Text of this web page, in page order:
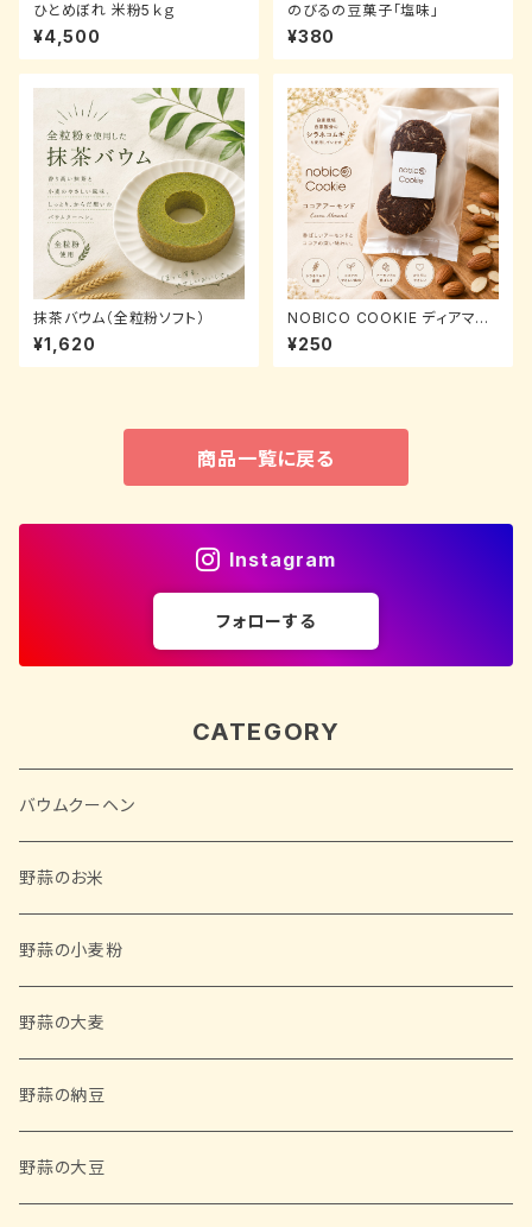
ひとめぼれ 米粉5ｋｇ
¥4,500
のびるの豆菓子「塩味」
¥380
抹茶バウム（全粒粉ソフト）
¥1,620
NOBICO COOKIE ディアマン
ココアアーモンド｜自家製粉全
粒粉クッキー 4枚入り
¥250
商品一覧に戻る
Instagram
フォローする
CATEGORY
バウムクーヘン
野蒜のお米
野蒜の小麦粉
野蒜の大麦
野蒜の納豆
野蒜の大豆